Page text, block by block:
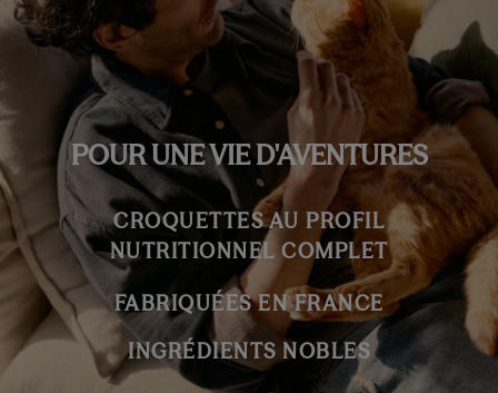
POUR UNE VIE D'AVENTURES
CROQUETTES AU PROFIL
NUTRITIONNEL COMPLET
FABRIQUÉES EN FRANCE
INGRÉDIENTS NOBLES